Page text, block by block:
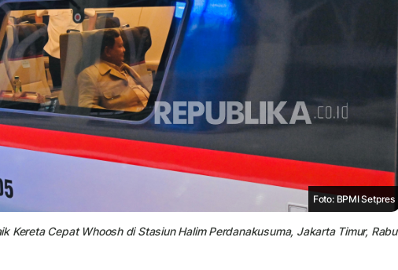
Foto: BPMI Setpres
Kereta Cepat Whoosh di Stasiun Halim Perdanakusuma, Jakarta Timur, Rabu